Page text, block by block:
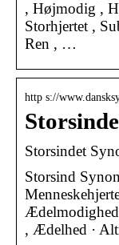
, Højmodig ,
Storhjertet ,
Ren , …
http s://
Storsindet
Storsind
, Ædelhed ·